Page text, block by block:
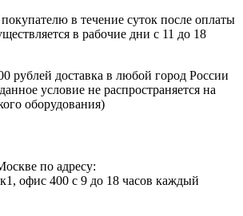
покупателю в течение суток после оплаты
в рабочие дни с 11 до 18
рублей доставка в любой город России
условие не распространяется на
оборудования)
по адресу:
офис 400 с 9 до 18 часов каждый